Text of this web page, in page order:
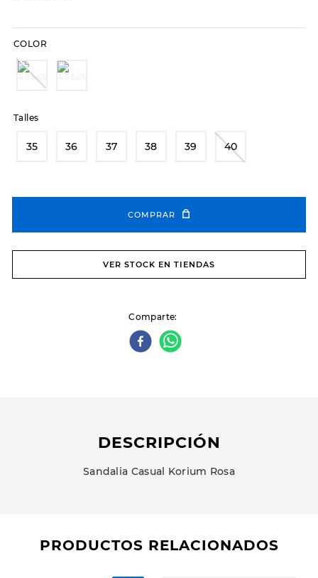
COLOR
Talles
35 36 37 38 39 40
COMPRAR
VER STOCK EN TIENDAS
Comparte
DESCRIPCIÓN
Sandalia Casual Korium Rosa
PRODUCTOS RELACIONADOS